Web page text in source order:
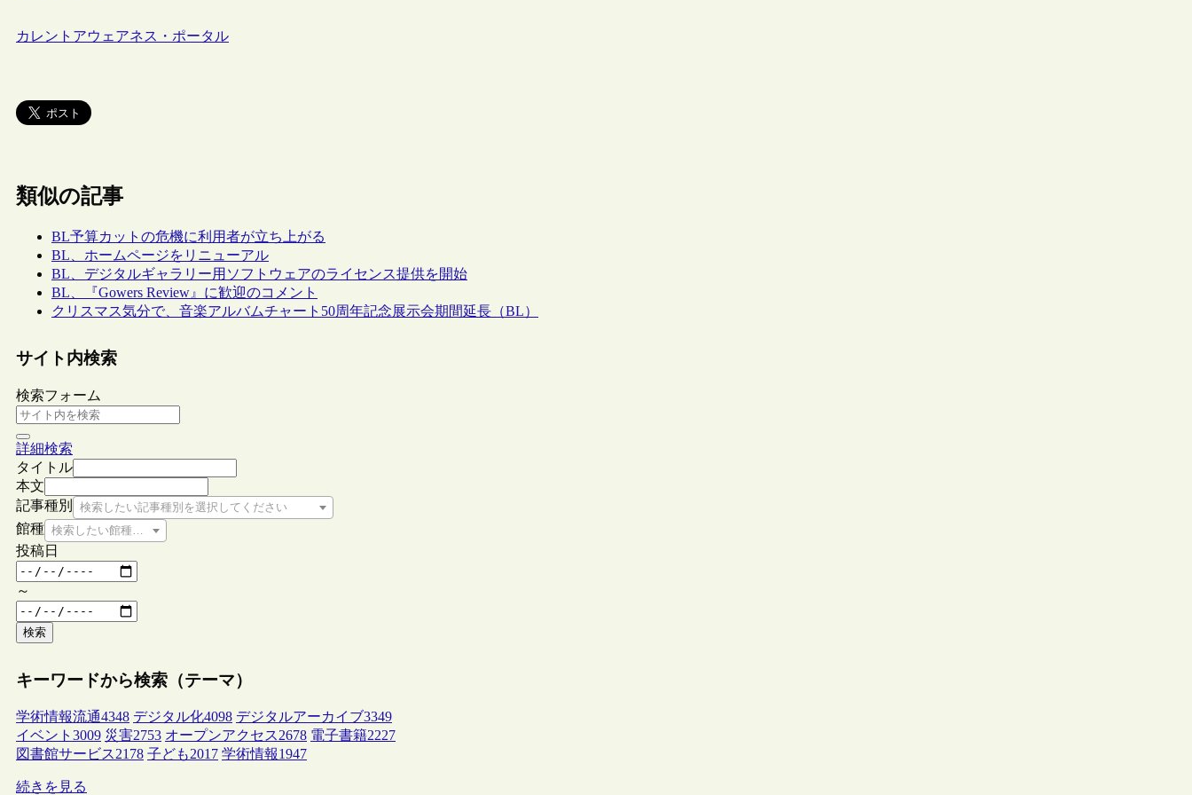
カレントアウェアネス・ポータル
類似の記事
BL予算カットの危機に利用者が立ち上がる
BL、ホームページをリニューアル
BL、デジタルギャラリー用ソフトウェアのライセンス提供を開始
BL、『Gowers Review』に歓迎のコメント
クリスマス気分で、音楽アルバムチャート50周年記念展示会期間延長（BL）
サイト内検索
検索フォーム
詳細検索
タイトル
本文
記事種別
検索したい記事種別を選択してください
館種 検索したい館種を選択してください
投稿日
～
検索
キーワードから検索（テーマ）
学術情報流通4348 デジタル化4098 デジタルアーカイブ3349
イベント 3009 災害2753 オープンアクセス2678 電子書籍2227
図書館サービス2178 子ども2017 学術情報1947
続きを見る